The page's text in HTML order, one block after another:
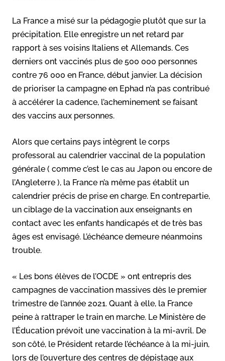
La France a misé sur la pédagogie plutôt que sur la
précipitation. Elle enregistre un net retard par
rapport à ses voisins Italiens et Allemands. Ces
derniers ont vaccinés plus de 500 000 personnes
contre 76 000 en France, début janvier. La décision
de prioriser la campagne en Ephad n’a pas contribué
à accélérer la cadence, l’acheminement se faisant
des vaccins aux personnes.
Alors que certains pays intègrent le corps
professoral au calendrier vaccinal de la population
générale ( comme c’est le cas au Japon ou encore de
l’Angleterre ), la France n’a même pas établit un
calendrier précis de prise en charge. En contrepartie,
un ciblage de la vaccination aux enseignants en
contact avec les enfants handicapés et de très bas
âges est envisagé. L’échéance demeure néanmoins
trouble.
« Les bons élèves de l’OCDE » ont entrepris des
campagnes de vaccination massives dès le premier
trimestre de l’année 2021. Quant à elle, la France
peine à rattraper le train en marche. Le Ministère de
l’Éducation prévoit une vaccination à la mi-avril. De
son côté, le Président retarde l’échéance à la mi-juin,
lors de l’ouverture des centres de dépistage aux